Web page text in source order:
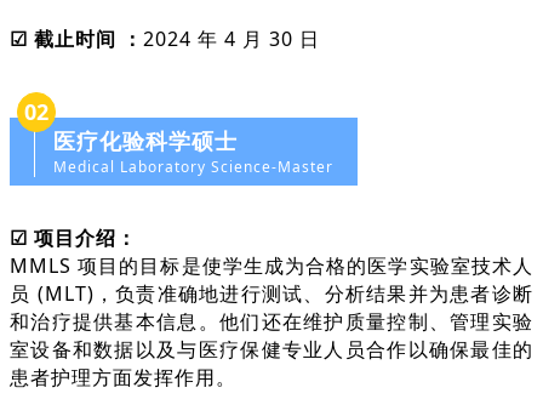
☑ 截止时间 ： 2024 年 4 月 30 日
02
医疗化验科学硕士
Medical Laboratory Science-Master
☑ 项目介绍：
MMLS 项目的目标是使学生成为合格的医学实验室技术人
员 (MLT)，负责准确地进行测试、分析结果并为患者诊断
和治疗提供基本信息。他们还在维护质量控制、管理实验
室设备和数据以及与医疗保健专业人员合作以确保最佳的
患者护理方面发挥作用。